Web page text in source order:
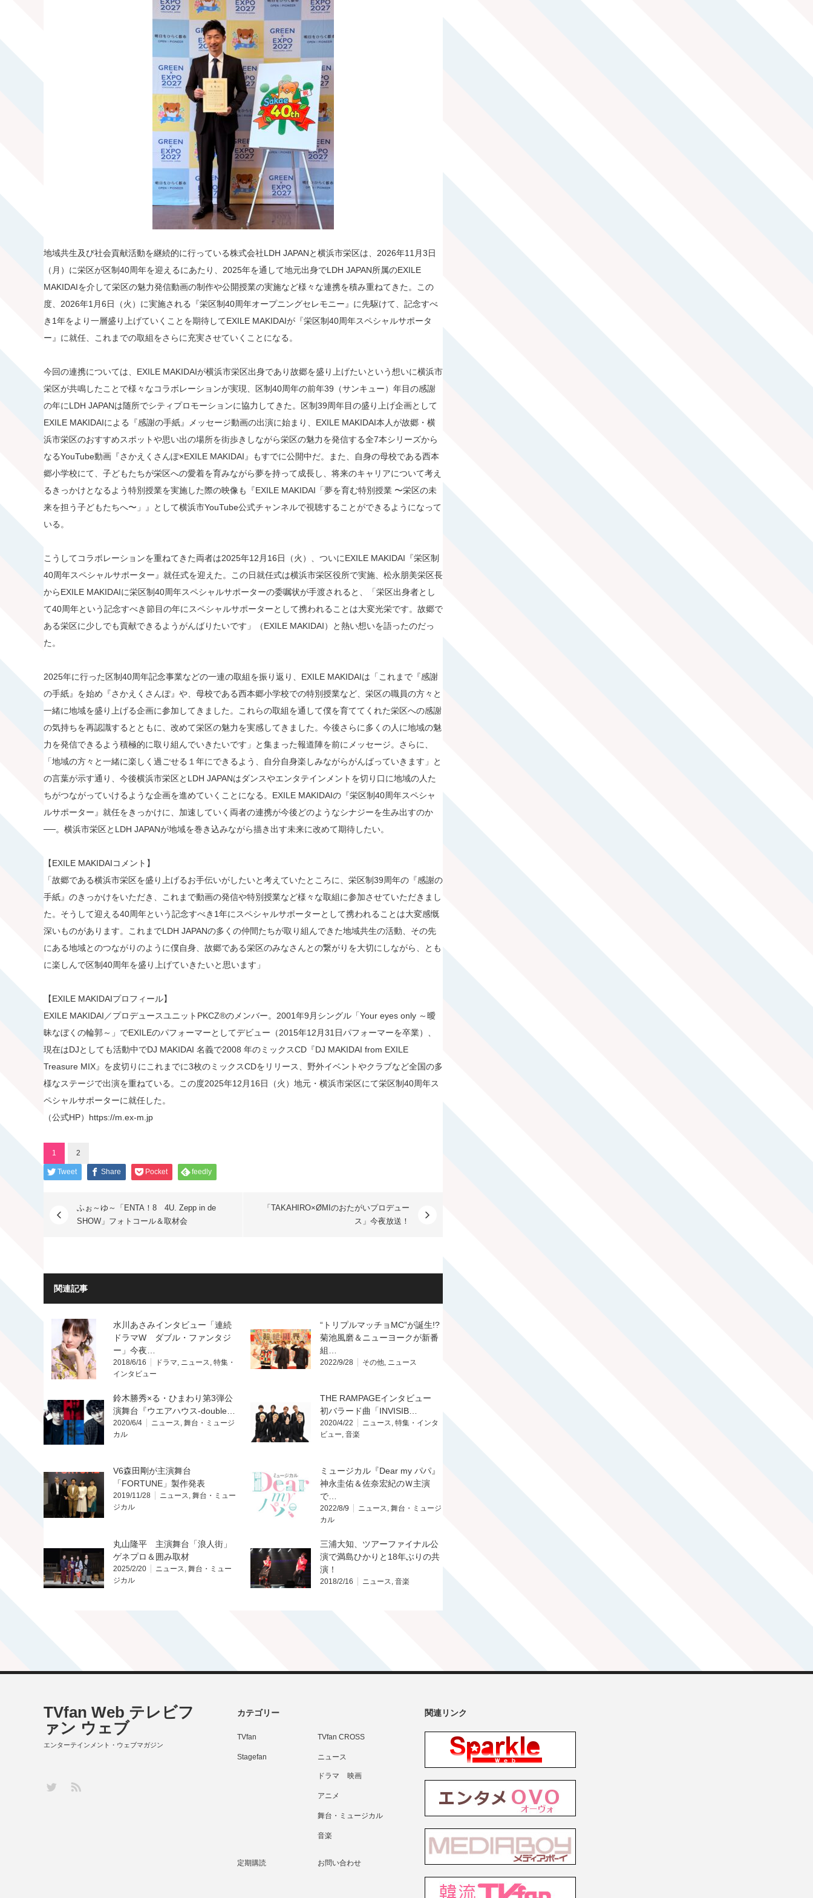
地域共生及び社会貢献活動を継続的に行っている株式会社LDH JAPANと横浜市栄区は、2026年11月3日
（月）に栄区が区制40周年を迎えるにあたり、2025年を通して地元出身でLDH JAPAN所属のEXILE
MAKIDAIを介して栄区の魅力発信動画の制作や公開授業の実施など様々な連携を積み重ねてきた。この
度、2026年1月6日（火）に実施される『栄区制40周年オープニングセレモニー』に先駆けて、記念すべ
き1年をより一層盛り上げていくことを期待してEXILE MAKIDAIが『栄区制40周年スペシャルサポータ
ー』に就任、これまでの取組をさらに充実させていくことになる。
今回の連携については、EXILE MAKIDAIが横浜市栄区出身であり故郷を盛り上げたいという想いに横浜市
栄区が共鳴したことで様々なコラボレーションが実現、区制40周年の前年39（サンキュー）年目の感謝
の年にLDH JAPANは随所でシティプロモーションに協力してきた。区制39周年目の盛り上げ企画として
EXILE MAKIDAIによる『感謝の手紙』メッセージ動画の出演に始まり、EXILE MAKIDAI本人が故郷・横
浜市栄区のおすすめスポットや思い出の場所を街歩きしながら栄区の魅力を発信する全7本シリーズから
なるYouTube動画『さかえくさんぽ×EXILE MAKIDAI』もすでに公開中だ。また、自身の母校である西本
郷小学校にて、子どもたちが栄区への愛着を育みながら夢を持って成長し、将来のキャリアについて考え
るきっかけとなるよう特別授業を実施した際の映像も『EXILE MAKIDAI「夢を育む特別授業 〜栄区の未
来を担う子どもたちへ〜」』として横浜市YouTube公式チャンネルで視聴することができるようになって
いる。
こうしてコラボレーションを重ねてきた両者は2025年12月16日（火）、ついにEXILE MAKIDAI『栄区制
40周年スペシャルサポーター』就任式を迎えた。この日就任式は横浜市栄区役所で実施、松永朋美栄区長
からEXILE MAKIDAIに栄区制40周年スペシャルサポーターの委嘱状が手渡されると、「栄区出身者とし
て40周年という記念すべき節目の年にスペシャルサポーターとして携われることは大変光栄です。故郷で
ある栄区に少しでも貢献できるようがんばりたいです」（EXILE MAKIDAI）と熱い想いを語ったのだっ
た。
2025年に行った区制40周年記念事業などの一連の取組を振り返り、EXILE MAKIDAIは「これまで『感謝
の手紙』を始め『さかえくさんぽ』や、母校である西本郷小学校での特別授業など、栄区の職員の方々と
一緒に地域を盛り上げる企画に参加してきました。これらの取組を通して僕を育ててくれた栄区への感謝
の気持ちを再認識するとともに、改めて栄区の魅力を実感してきました。今後さらに多くの人に地域の魅
力を発信できるよう積極的に取り組んでいきたいです」と集まった報道陣を前にメッセージ。さらに、
「地域の方々と一緒に楽しく過ごせる１年にできるよう、自分自身楽しみながらがんばっていきます」と
の言葉が示す通り、今後横浜市栄区とLDH JAPANはダンスやエンタテインメントを切り口に地域の人た
ちがつながっていけるような企画を進めていくことになる。EXILE MAKIDAIの『栄区制40周年スペシャ
ルサポーター』就任をきっかけに、加速していく両者の連携が今後どのようなシナジーを生み出すのか
──。横浜市栄区とLDH JAPANが地域を巻き込みながら描き出す未来に改めて期待したい。
【EXILE MAKIDAIコメント】
「故郷である横浜市栄区を盛り上げるお手伝いがしたいと考えていたところに、栄区制39周年の『感謝の
手紙』のきっかけをいただき、これまで動画の発信や特別授業など様々な取組に参加させていただきまし
た。そうして迎える40周年という記念すべき1年にスペシャルサポーターとして携われることは大変感慨
深いものがあります。これまでLDH JAPANの多くの仲間たちが取り組んできた地域共生の活動、その先
にある地域とのつながりのように僕自身、故郷である栄区のみなさんとの繋がりを大切にしながら、とも
に楽しんで区制40周年を盛り上げていきたいと思います」
【EXILE MAKIDAIプロフィール】
EXILE MAKIDAI／プロデュースユニットPKCZ®のメンバー。2001年9月シングル「Your eyes only ～曖
昧なぼくの輪郭～」でEXILEのパフォーマーとしてデビュー（2015年12月31日パフォーマーを卒業）、
現在はDJとしても活動中でDJ MAKIDAI 名義で2008 年のミックスCD『DJ MAKIDAI from EXILE
Treasure MIX』を皮切りにこれまでに3枚のミックスCDをリリース、野外イベントやクラブなど全国の多
様なステージで出演を重ねている。この度2025年12月16日（火）地元・横浜市栄区にて栄区制40周年ス
ペシャルサポーターに就任した。
（公式HP）https://m.ex-m.jp
1 2
Tweet Share Pocket feedly
ふぉ～ゆ～「ENTA！8 4U. Zepp in de
SHOW」フォトコール＆取材会
「TAKAHIRO×ØMIのおたがいプロデュー
ス」今夜放送！
関連記事
水川あさみインタビュー「連続
ドラマW ダブル・ファンタジ
ー」今夜…
2018/6/16 ドラマ, ニュース, 特集・
インタビュー
“トリプルマッチョMC”が誕生!?
菊池風磨＆ニューヨークが新番
組…
2022/9/28 その他, ニュース
鈴木勝秀×る・ひまわり第3弾公
演舞台『ウエアハウス-double…
2020/6/4 ニュース, 舞台・ミュージ
カル
THE RAMPAGEインタビュー
初バラード曲「INVISIB…
2020/4/22 ニュース, 特集・インタ
ビュー, 音楽
V6森田剛が主演舞台
「FORTUNE」製作発表
2019/11/28 ニュース, 舞台・ミュー
ジカル
ミュージカル『Dear my パパ』
神永圭佑＆佐奈宏紀のＷ主演
で…
2022/8/9 ニュース, 舞台・ミュージ
カル
丸山隆平 主演舞台「浪人街」
ゲネプロ＆囲み取材
2025/2/20 ニュース, 舞台・ミュー
ジカル
三浦大知、ツアーファイナル公
演で満島ひかりと18年ぶりの共
演！
2018/2/16 ニュース, 音楽
カテゴリー
TVfan TVfan CROSS
Stagefan ニュース
ドラマ 映画
アニメ
舞台・ミュージカル
音楽
定期購読 お問い合わせ
関連リンク
TVfan Web テレビフ
ァン ウェブ
エンターテインメント・ウェブマガジン
Twitter